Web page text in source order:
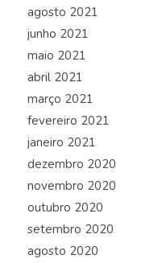
agosto 2021
junho 2021
maio 2021
abril 2021
março 2021
fevereiro 2021
janeiro 2021
dezembro 2020
novembro 2020
outubro 2020
setembro 2020
agosto 2020